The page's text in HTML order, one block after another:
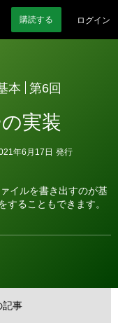
購読する ログイン
本 第6回
実装
イルを書き出すのが基
することもできます。
年6月17日 発行
記事